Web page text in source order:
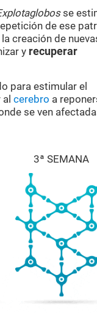
se
de ese
creación de
y recuperar
para estimular el
cerebro a
se ven
3ª SEMANA